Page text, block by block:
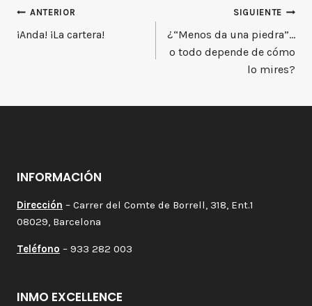
Navegación
de
ANTERIOR
¡Anda! ¡La cartera!
SIGUIENTE
¿“Menos da una piedra”…
o todo depende de cómo
lo mires?
INFORMACIÓN
Dirección – Carrer del Comte de Borrell, 318, Ent.1
08029, Barcelona
Teléfono – 933 282 003
INMO EXCELLENCE